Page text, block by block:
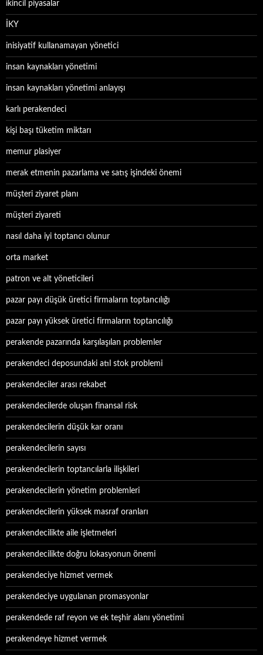
ikincil piyasalar
İKY
inisiyatif kullanamayan yönetici
insan kaynakları yönetimi
insan kaynakları yönetimi anlayışı
karlı perakendeci
kişi başı tüketim miktarı
memur plasiyer
merak etmenin pazarlama ve satış işindeki önemi
müşteri ziyaret planı
müşteri ziyareti
nasıl daha iyi toptancı olunur
orta market
patron ve alt yöneticileri
pazar payı düşük üretici firmaların toptancılığı
pazar payı yüksek üretici firmaların toptancılığı
perakende pazarında karşılaşılan problemler
perakendeci deposundaki atıl stok problemi
perakendeciler arası rekabet
perakendecilerde oluşan finansal risk
perakendecilerin düşük kar oranı
perakendecilerin sayısı
perakendecilerin toptancılarla ilişkileri
perakendecilerin yönetim problemleri
perakendecilerin yüksek masraf oranları
perakendecilikte aile işletmeleri
perakendecilikte doğru lokasyonun önemi
perakendeciye hizmet vermek
perakendeciye uygulanan promasyonlar
perakendede raf reyon ve ek teşhir alanı yönetimi
perakendeye hizmet vermek